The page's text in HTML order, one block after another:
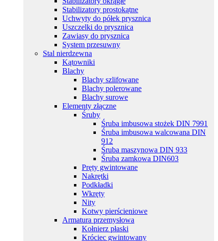
Stabilizatory prostokątne
Uchwyty do półek prysznica
Uszczelki do prysznica
Zawiasy do prysznica
System przesuwny
Stal nierdzewna
Kątowniki
Blachy
Blachy szlifowane
Blachy polerowane
Blachy surowe
Elementy złączne
Śruby
Śruba imbusowa stożek DIN 7991
Śruba imbusowa walcowana DIN
912
Śruba maszynowa DIN 933
Śruba zamkowa DIN603
Pręty gwintowane
Nakrętki
Podkładki
Wkręty
Nity
Kotwy pierścieniowe
Armatura przemysłowa
Kołnierz płaski
Króciec gwintowany